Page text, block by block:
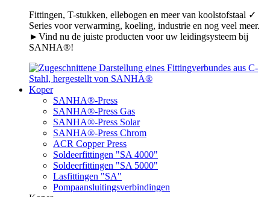
Fittingen, T-stukken, ellebogen en meer van koolstofstaal ✓
Series voor verwarming, koeling, industrie en nog veel meer.
►Vind nu de juiste producten voor uw leidingsysteem bij
SANHA®!
Koper
SANHA®-Press
SANHA®-Press Gas
SANHA®-Press Solar
SANHA®-Press Chrom
ACR Copper Press
Soldeerfittingen "SA 4000"
Soldeerfittingen "SA 5000"
Lasfittingen "SA"
Pompaansluitingsverbindingen